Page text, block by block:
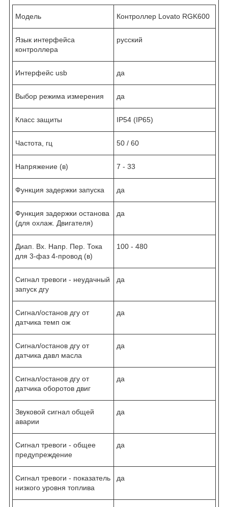
Модель Контроллер Lovato RGK600
Язык интерфейса
контроллера
русский
Интерфейс usb да
Выбор режима измерения да
Класс защиты IP54 (IP65)
Частота, гц 50 / 60
Напряжение (в) 7 - 33
Функция задержки запуска да
Функция задержки останова
(для охлаж. Двигателя)
да
Диап. Вх. Напр. Пер. Тока
для 3-фаз 4-провод (в)
100 - 480
Сигнал тревоги - неудачный
запуск дгу
да
Сигнал/останов дгу от
датчика темп ож
да
Сигнал/останов дгу от
датчика давл масла
да
Сигнал/останов дгу от
датчика оборотов двиг
да
Звуковой сигнал общей
аварии
да
Сигнал тревоги - общее
предупреждение
да
Сигнал тревоги - показатель
низкого уровня топлива
да